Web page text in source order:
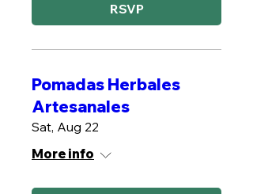
RSVP
Pomadas Herbales
Artesanales
Sat, Aug 22
More info